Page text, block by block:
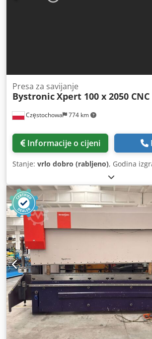
Częstochowa 774 km
Presa za savijanje
BystronicXpert 100 x 2050 CNC
Informacije o cijeni
Stanje: vrlo dobro (rabljeno), Godina